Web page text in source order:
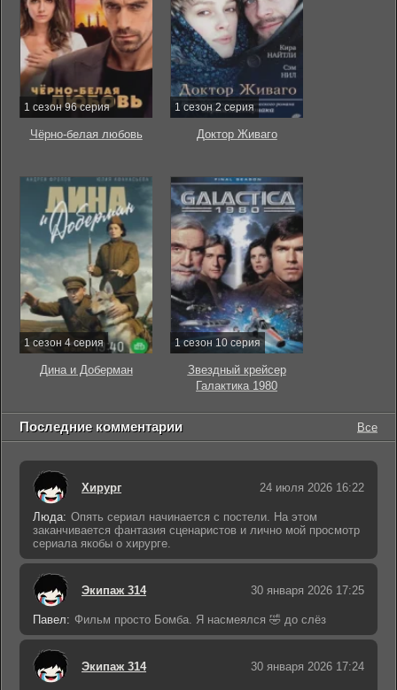
1 сезон 96 серия
Чёрно-белая любовь
1 сезон 2 серия
Доктор Живаго
1 сезон 4 серия
Дина и Доберман
1 сезон 10 серия
Звездный крейсер
Галактика 1980
Последние комментарии Все
Хирург 24 июля 2026 16:22
Люда: Опять сериал начинается с постели. На этом
заканчивается фантазия сценаристов и лично мой просмотр
сериала якобы о хирурге.
Экипаж 314 30 января 2026 17:25
Павел: Фильм просто Бомба. Я насмеялся 🤣 до слёз
Экипаж 314 30 января 2026 17:24